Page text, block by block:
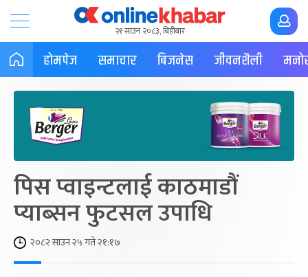
२१ साउन २०८३, बिहीबार
होमपेज समाचार बिजनेस जीवनशैली
पिस प्वाइन्टलाई काठमाडौं
प्याब्सन फुटसल उपाधि
२०८२ साउन २५ गते २१:१७